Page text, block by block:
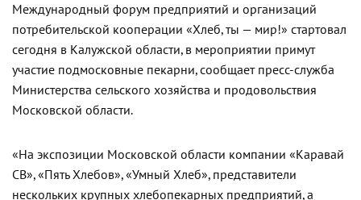
Международный форум предприятий и организаций
потребительской кооперации «Хлеб, ты — мир!» стартовал
сегодня в Калужской области, в мероприятии примут
участие подмосковные пекарни, сообщает пресс-служба
Министерства сельского хозяйства и продовольствия
Московской области.
«На экспозиции Московской области компании «Каравай
СВ», «Пять Хлебов», «Умный Хлеб», представители
нескольких крупных хлебопекарных предприятий, а